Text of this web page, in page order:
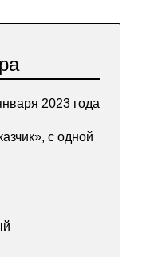
2023 года
с одной